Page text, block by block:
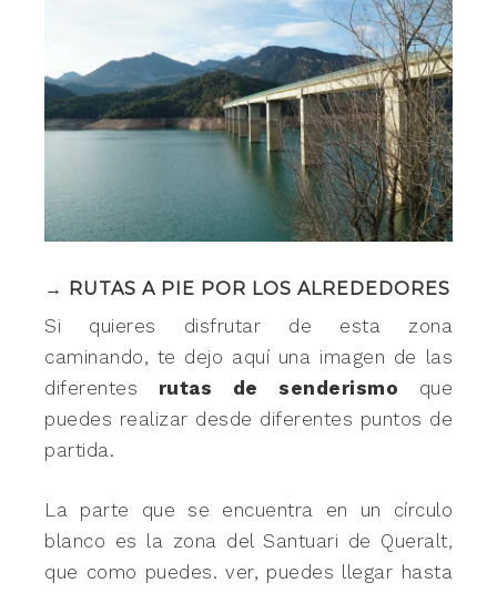
→ RUTAS A PIE POR LOS ALREDEDORES
Si quieres disfrutar de esta zona
caminando, te dejo aquí una imagen de las
diferentes rutas de senderismo que
puedes realizar desde diferentes puntos de
partida.
La parte que se encuentra en un círculo
blanco es la zona del Santuari de Queralt,
que como puedes. ver, puedes llegar hasta